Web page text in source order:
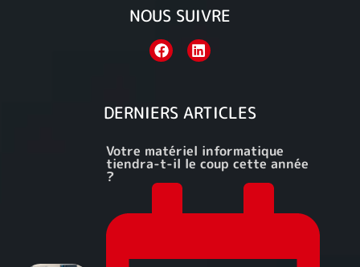
NOUS SUIVRE
DERNIERS ARTICLES
Votre matériel informatique
tiendra-t-il le coup cette année
?